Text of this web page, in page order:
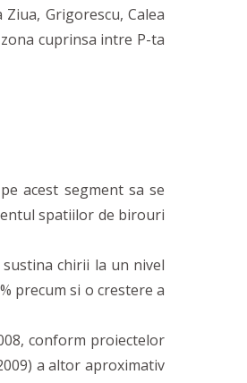
Grigorescu, Calea
cuprinsa intre P-ta
acest segment sa se
spatiilor de birouri
chirii la un nivel
precum si o crestere a
conform proiectelor
a altor aproximativ